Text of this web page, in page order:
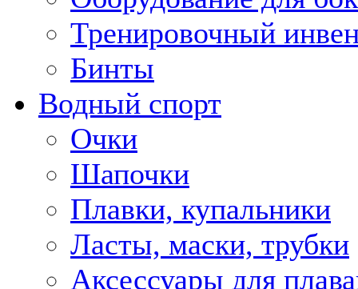
Тренировочный
Бинты
Водный спорт
Очки
Шапочки
Плавки, купальники
Ласты, маски, трубки
Аксессуары для